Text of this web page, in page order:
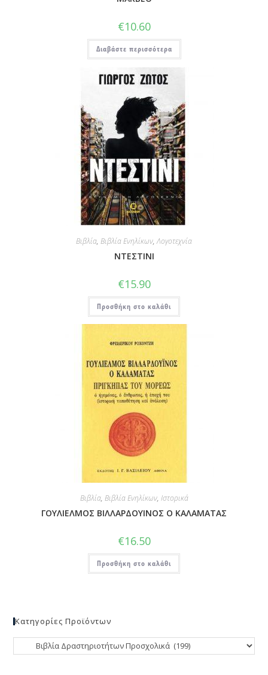
€10.60
Διαβάστε περισσότερα
Βιβλία, Βιβλία Ενηλίκων,Λογοτεχνία
ΝΤΕΣΤΙΝΙ
€15.90
Προσθήκη στο καλάθι
Βιβλία, Βιβλία Ενηλίκων, Ιστορικά
ΓΟΥΛΙΕΛΜΟΣ ΒΙΛΛΑΡΔΟΥΙΝΟΣ Ο ΚΑΛΑΜΑΤΑΣ
€16.50
Προσθήκη στο καλάθι
Κατηγορίες Προϊόντων